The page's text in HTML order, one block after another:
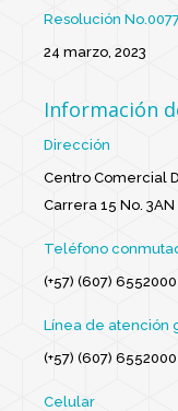
Resolución
24 marzo, 2023
Información
Dirección
Centro Comercial
Carrera 15 No.
Teléfono
(+57) (607) 6552000
Línea de atención
(+57) (607) 6552000
Celular